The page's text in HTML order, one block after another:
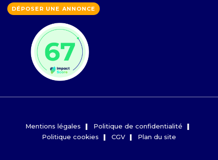
DÉPOSER UNE ANNONCE
Mentions légales
Politique de confidentialité
Politique cookies
CGV Plan du site